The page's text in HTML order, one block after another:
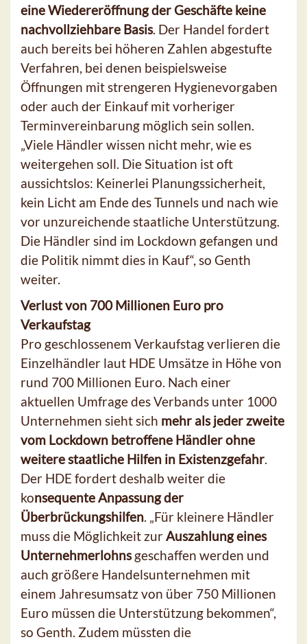
eine Wiedereröffnung der Geschäfte keine
nachvollziehbare Basis. Der Handel fordert
auch bereits bei höheren Zahlen abgestufte
Verfahren, bei denen beispielsweise
Öffnungen mit strengeren Hygienevorgaben
oder auch der Einkauf mit vorheriger
Terminvereinbarung möglich sein sollen.
„Viele Händler wissen nicht mehr, wie es
weitergehen soll. Die Situation ist oft
aussichtslos: Keinerlei Planungssicherheit,
kein Licht am Ende des Tunnels und nach wie
vor unzureichende staatliche Unterstützung.
Die Händler sind im Lockdown gefangen und
die Politik nimmt dies in Kauf“, so Genth
weiter.
Verlust von 700 Millionen Euro pro
Verkaufstag
Pro geschlossenem Verkaufstag verlieren die
Einzelhändler laut HDE Umsätze in Höhe von
rund 700 Millionen Euro. Nach einer
aktuellen Umfrage des Verbands unter 1000
Unternehmen sieht sich mehr als jeder zweite
vom Lockdown betroffene Händler ohne
weitere staatliche Hilfen in Existenzgefahr.
Der HDE fordert deshalb weiter die
konsequenteAnpassung der
Überbrückungshilfen. „Für kleinere Händler
muss die Möglichkeit zurAuszahlung eines
Unternehmerlohnsgeschaffen werden und
auch größere Handelsunternehmen mit
einem Jahresumsatz von über 750 Millionen
Euro müssen die Unterstützung bekommen“,
so Genth. Zudem müssten die